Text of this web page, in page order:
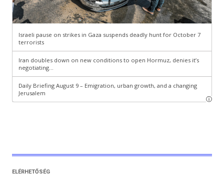
ELÉRHETŐSÉG